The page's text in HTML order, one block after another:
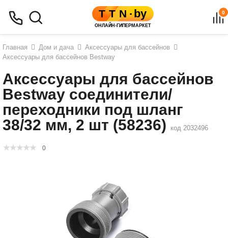
0
Главная Дом и дача
Аксессуары для бассейнов
Аксессуары для бассейнов Bestway
Аксессуары для бассейнов
Bestway соединители/
переходники под шланг
38/32 мм, 2 шт (58236)
код 2032496
0